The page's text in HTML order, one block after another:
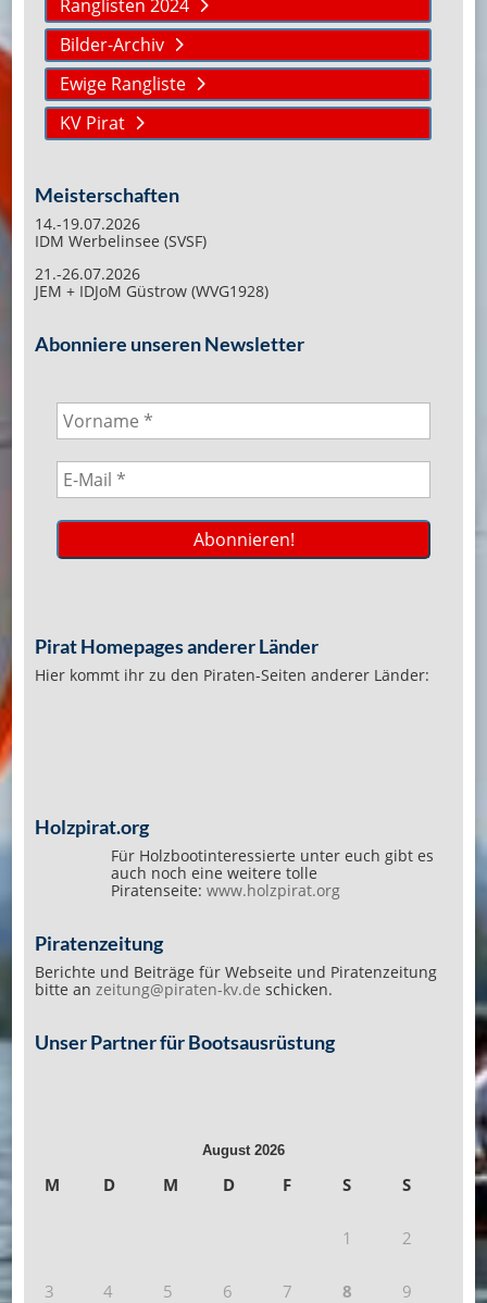
Ranglisten 2024
Bilder-Archiv
Ewige Rangliste
KV Pirat
Meisterschaften
14.-19.07.2026
IDM Werbelinsee (SVSF)
21.-26.07.2026
JEM + IDJoM Güstrow (WVG1928)
Abonniere unseren Newsletter
Pirat Homepages anderer Länder
Hier kommt ihr zu den Piraten-Seiten anderer Länder:
Holzpirat.org
Für Holzbootinteressierte unter euch gibt es
auch noch eine weitere tolle
Piratenseite: www.holzpirat.org
Piratenzeitung
Berichte und Beiträge für Webseite und Piratenzeitung
bitte an zeitung@piraten-kv.de schicken.
Unser Partner für Bootsausrüstung
August 2026
M D M D F S S
1 2
3 4 5 6 7 8 9